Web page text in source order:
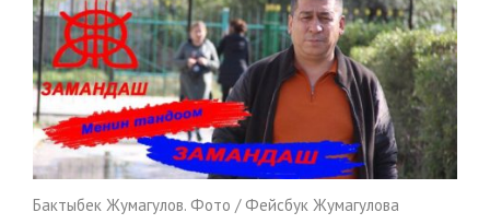
Бактыбек Жумагулов. Фото / Фейсбук Жумагулова